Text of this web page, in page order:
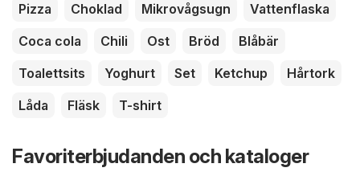
Pizza Choklad Mikrovågsugn
Vattenflaska
Coca cola
Chili Ost Bröd
Blåbär
Toalettsits
Yoghurt Set Ketchup
Hårtork
Låda
Fläsk T-shirt
Favoriterbjudanden och kataloger